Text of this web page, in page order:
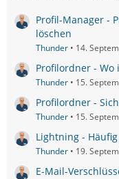
Profil-Manager -
löschen
Thunder 14.
Profilordner - Wo
Thunder 15.
Profilordner -
Thunder 15.
Lightning -
Thunder 19.
E-Mail-